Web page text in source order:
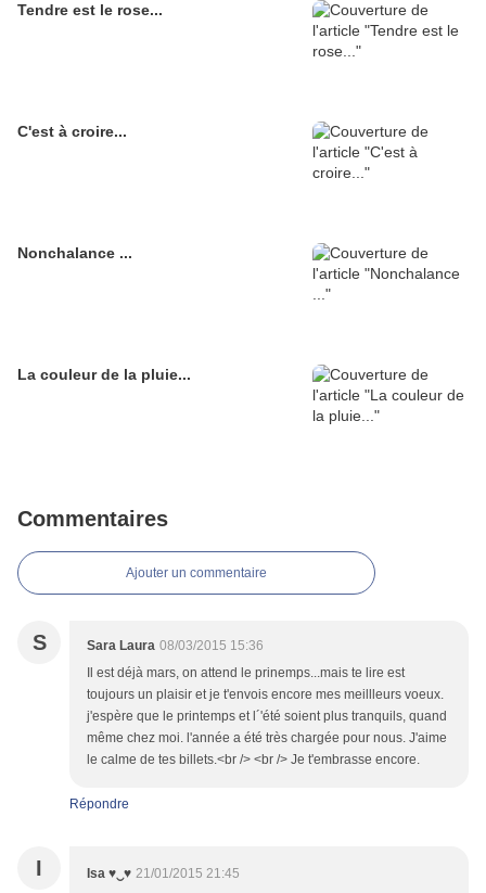
Tendre est le rose...
C'est à croire...
Nonchalance ...
La couleur de la pluie...
Commentaires
Ajouter un commentaire
S Sara Laura 08/03/2015 15:36
Il est déjà mars, on attend le prinemps...mais te lire est
toujours un plaisir et je t'envois encore mes meillleurs voeux.
j'espère que le printemps et l´'été soient plus tranquils, quand
même chez moi. l'année a été très chargée pour nous. J'aime
le calme de tes billets.<br /> <br /> Je t'embrasse encore.
Répondre
I Isa ♥‿♥ 21/01/2015 21:45